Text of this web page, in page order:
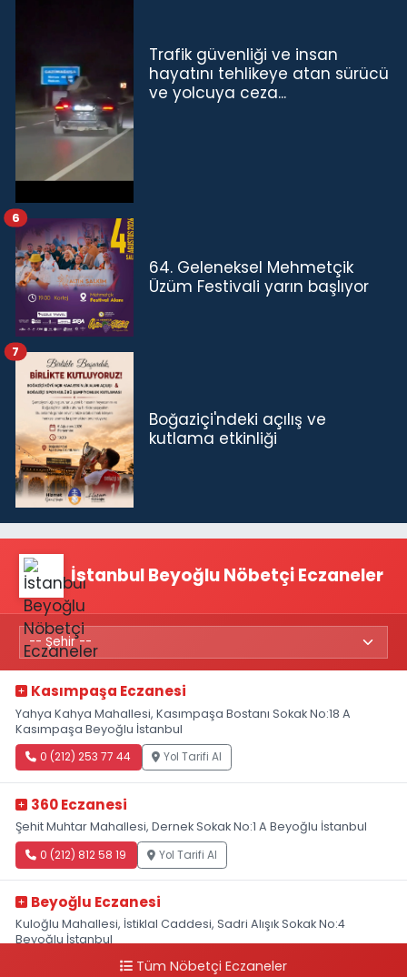
Trafik güvenliği ve insan
hayatını tehlikeye atan sürücü
ve yolcuya ceza...
64. Geleneksel Mehmetçik
Üzüm Festivali yarın başlıyor
6
Boğaziçi'ndeki açılış ve
kutlama etkinliği
7
İstanbul Beyoğlu Nöbetçi Eczaneler
Kasımpaşa Eczanesi
Yahya Kahya Mahallesi, Kasımpaşa Bostanı Sokak No:18 A
Kasımpaşa Beyoğlu İstanbul
0 (212) 253 77 44 Yol Tarifi Al
360 Eczanesi
Şehit Muhtar Mahallesi, Dernek Sokak No:1 A Beyoğlu İstanbul
0 (212) 812 58 19 Yol Tarifi Al
Beyoğlu Eczanesi
Kuloğlu Mahallesi, İstiklal Caddesi, Sadri Alışık Sokak No:4
Beyoğlu İstanbul
0 (212) 522 03 18 Yol Tarifi Al
Tüm Nöbetçi Eczaneler